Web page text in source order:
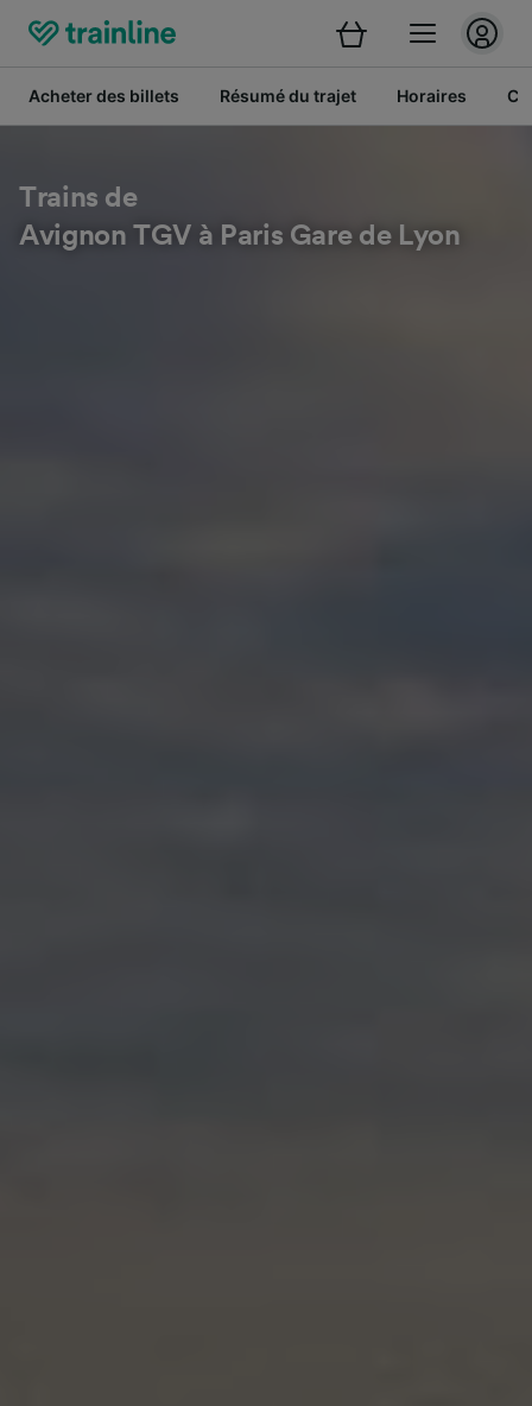
Acheter des billets Résumé du trajet Horaires
Trains de
Avignon TGV à Paris Gare de Lyon